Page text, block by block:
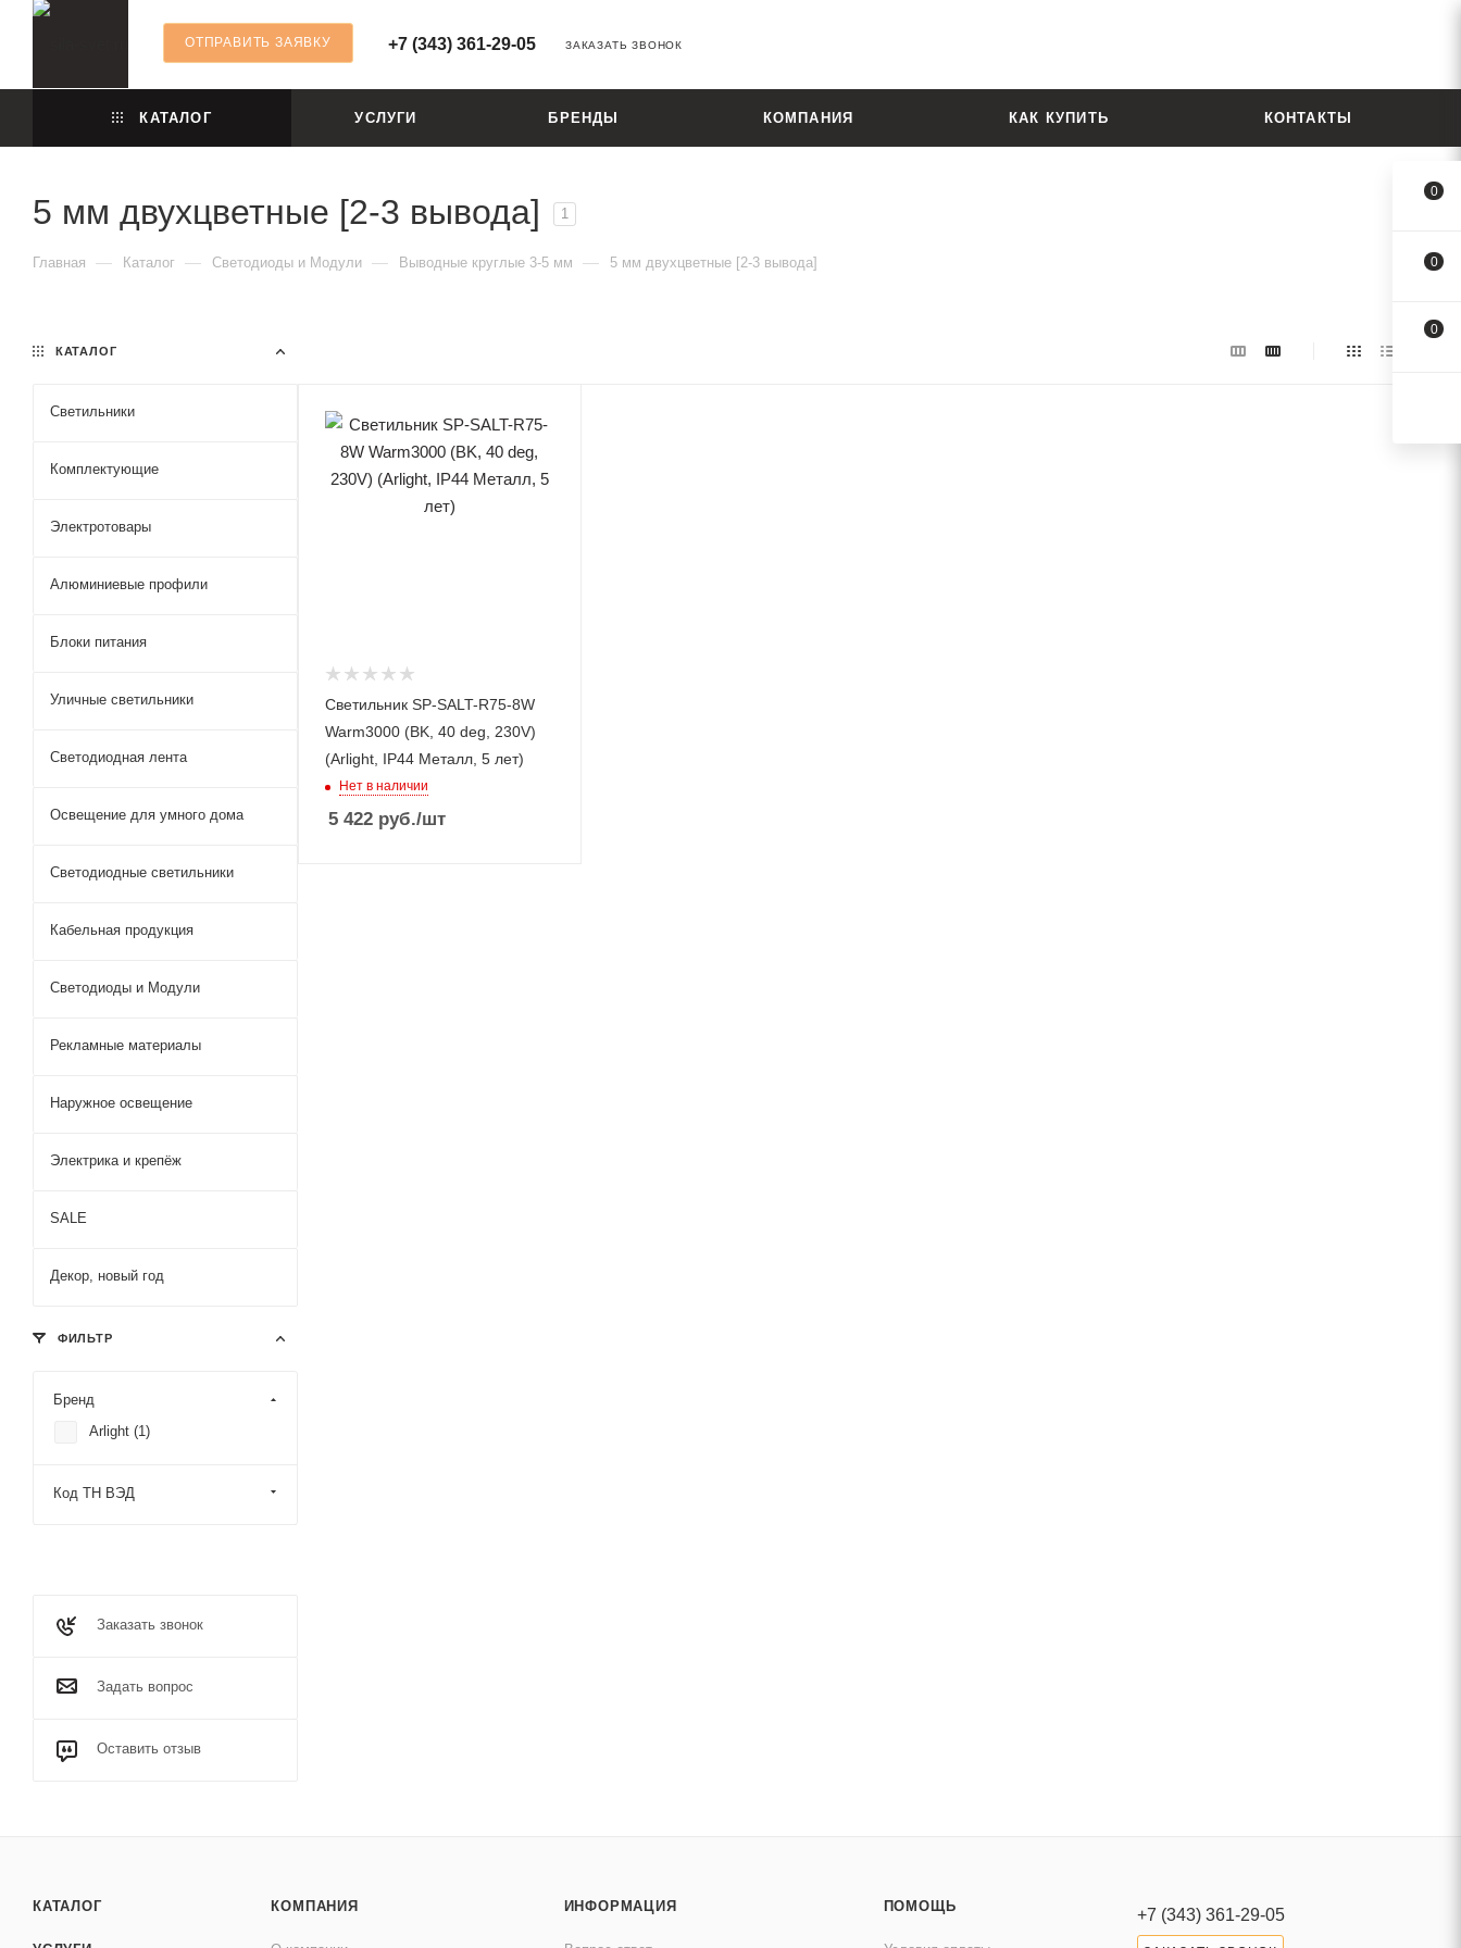
ОТПРАВИТЬ ЗАЯВКУ +7 (343) 361-29-05 ЗАКАЗАТЬ ЗВОНОК
КАТАЛОГ УСЛУГИ БРЕНДЫ КОМПАНИЯ КАК КУПИТЬ КОНТАКТЫ
5 мм двухцветные [2-3 вывода] 1
Главная — Каталог — Светодиоды и Модули — Выводные круглые 3-5 мм — 5 мм двухцветные [2-3 вывода]
Светильник SP-SALT-R75-8W
Warm3000 (BK, 40 deg, 230V)
(Arlight, IP44 Металл, 5 лет)
Нет в наличии
5 422 руб./шт
КАТАЛОГ
Светильники
Комплектующие
Электротовары
Алюминиевые профили
Блоки питания
Уличные светильники
Светодиодная лента
Освещение для умного дома
Светодиодные светильники
Кабельная продукция
Светодиоды и Модули
Рекламные материалы
Наружное освещение
Электрика и крепёж
SALE
Декор, новый год
ФИЛЬТР
Бренд
Arlight (1)
Код ТН ВЭД
Заказать звонок
Задать вопрос
Оставить отзыв
КАТАЛОГ КОМПАНИЯ ИНФОРМАЦИЯ ПОМОЩЬ +7 (343) 361-29-05
0
0
0